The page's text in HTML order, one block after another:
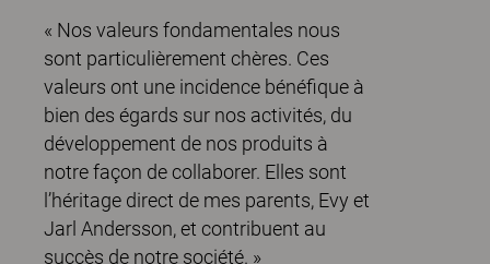
« Nos valeurs fondamentales nous
sont particulièrement chères. Ces
valeurs ont une incidence bénéfique à
bien des égards sur nos activités, du
développement de nos produits à
notre façon de collaborer. Elles sont
l’héritage direct de mes parents, Evy et
Jarl Andersson, et contribuent au
succès de notre société. »